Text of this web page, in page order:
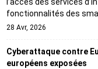
fonctionnalités des
28 Avr, 2026
Cyberattaque contre
européens exposées